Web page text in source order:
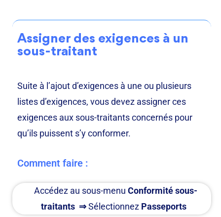
Assigner des exigences à un
sous-traitant
Suite à l’ajout d’exigences à une ou plusieurs
listes d’exigences, vous devez assigner ces
exigences aux sous-traitants concernés pour
qu’ils puissent s’y conformer.
Comment faire :
Accédez au sous-menu Conformité sous-
traitants ⇒ Sélectionnez Passeports